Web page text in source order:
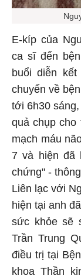
E-kíp của
ca sĩ đến
buổi diễn
chuyển về
tới 6h30
quả chụp cho
mạch máu
7 và hiện đã
chứng" -
Liên lạc với
hiện tại anh
sức khỏe sẽ
Trần Trung
điều trị tại
khoa Thần